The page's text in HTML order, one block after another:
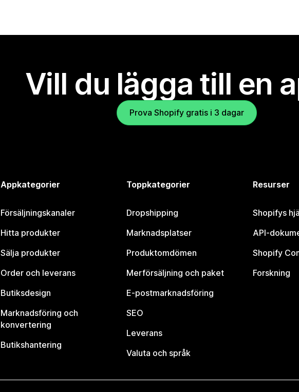
Vill du lägga till en
Prova Shopify gratis i 3 dagar
Appkategorier
Försäljningskanaler
Hitta produkter
Sälja produkter
Order och leverans
Butiksdesign
Marknadsföring och
konvertering
Butikshantering
Toppkategorier
Dropshipping
Marknadsplatser
Produktomdömen
Merförsäljning och paket
E-postmarknadsföring
SEO
Leverans
Valuta och språk
Resurser
Shopifys
API-
Shopify
Forskning